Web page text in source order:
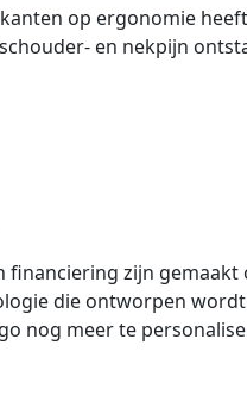
op ergonomie
en nekpijn
zijn gemaakt
die ontworpen
nog meer te